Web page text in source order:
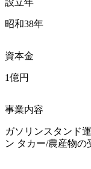
昭和38年
資本金
1億円
事業内容
ガソリンスタンド
ン タカー/農産物の